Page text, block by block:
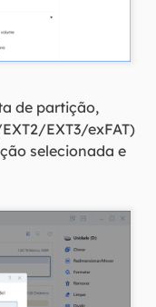
de partição,
EXT3/exFAT)
selecionada e